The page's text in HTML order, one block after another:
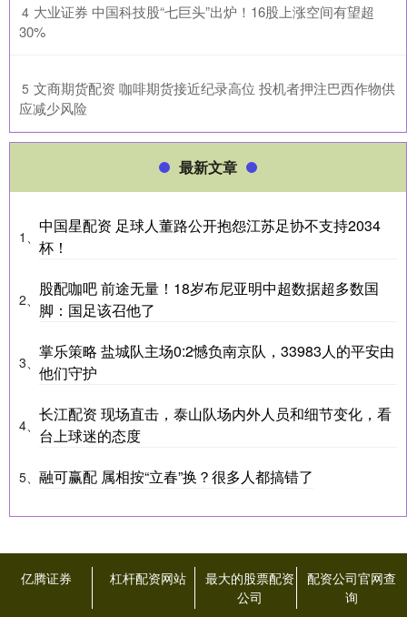
4 ​大业证券 中国科技股“七巨头”出炉！16股上涨空间有望超
30%
5 ​文商期货配资 咖啡期货接近纪录高位 投机者押注巴西作物供
应减少风险
最新文章
1、
中国星配资 足球人董路公开抱怨江苏足协不支持2034
杯！
2、
股配咖吧 前途无量！18岁布尼亚明中超数据超多数国
脚：国足该召他了
3、
掌乐策略 盐城队主场0:2憾负南京队，33983人的平安由
他们守护
4、
长江配资 现场直击，泰山队场内外人员和细节变化，看
台上球迷的态度
5、 融可赢配 属相按“立春”换？很多人都搞错了
亿腾证券 杠杆配资网站
最大的股票配资
公司
配资公司官网查
询